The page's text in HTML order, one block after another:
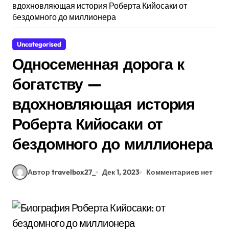
вдохновляющая история Роберта Кийосаки от
бездомного до миллионера
Uncategorised
Односеменная дорога к
богатству —
вдохновляющая история
Роберта Кийосаки от
бездомного до миллионера
Автор travelbox27_ Дек 1, 2023 Комментариев нет